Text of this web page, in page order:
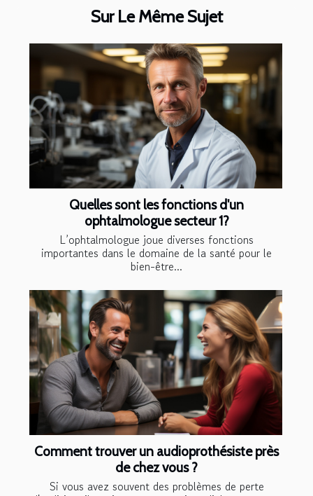
Sur Le Même Sujet
Quelles sont les fonctions d'un
ophtalmologue secteur 1?
L’ophtalmologue joue diverses fonctions
importantes dans le domaine de la santé pour le
bien-être...
Comment trouver un audioprothésiste près
de chez vous ?
Si vous avez souvent des problèmes de perte